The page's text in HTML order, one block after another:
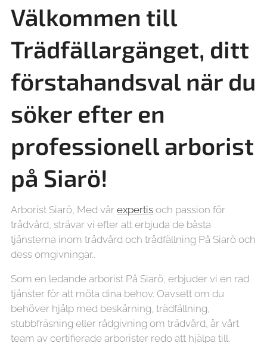
Välkommen till
Trädfällargänget, ditt
förstahandsval när du
söker efter en
professionell arborist
på Siarö!
Arborist Siarö, Med vår expertis och passion för
trädvård, strävar vi efter att erbjuda de bästa
tjänsterna inom trädvård och trädfällning På Siarö och
dess omgivningar..
Som en ledande arborist På Siarö, erbjuder vi en rad
tjänster för att möta dina behov. Oavsett om du
behöver hjälp med beskärning, trädfällning,
stubbfräsning eller rådgivning om trädvård, är vårt
team av certifierade arborister redo att hjälpa till.